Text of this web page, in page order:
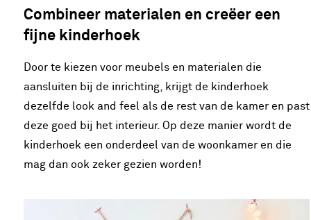
Combineer materialen en creëer een
fijne kinderhoek
Door te kiezen voor meubels en materialen die
aansluiten bij de inrichting, krijgt de kinderhoek
dezelfde look and feel als de rest van de kamer en past
deze goed bij het interieur. Op deze manier wordt de
kinderhoek een onderdeel van de woonkamer en die
mag dan ook zeker gezien worden!